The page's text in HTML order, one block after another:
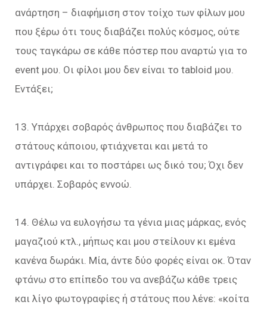
ανάρτηση – διαφήμιση στον τοίχο των φίλων μου
που ξέρω ότι τους διαβάζει πολύς κόσμος, ούτε
τους ταγκάρω σε κάθε πόστερ που αναρτώ για το
event μου. Οι φίλοι μου δεν είναι το tabloid μου.
Εντάξει;
13. Υπάρχει σοβαρός άνθρωπος που διαβάζει το
στάτους κάποιου, φτιάχνεται και μετά το
αντιγράφει και το ποστάρει ως δικό του; Όχι δεν
υπάρχει. Σοβαρός εννοώ.
14. Θέλω να ευλογήσω τα γένια μιας μάρκας, ενός
μαγαζιού κτλ., μήπως και μου στείλουν κι εμένα
κανένα δωράκι. Μία, άντε δύο φορές είναι οκ. Όταν
φτάνω στο επίπεδο του να ανεβάζω κάθε τρεις
και λίγο φωτογραφίες ή στάτους που λένε: «κοίτα